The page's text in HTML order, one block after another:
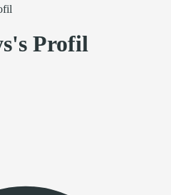
Profil